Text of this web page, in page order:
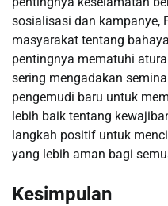
sosialisasi dan kampanye,
masyarakat tentang
pentingnya mematuhi
sering mengadakan
pengemudi baru untuk
lebih baik tentang
langkah positif untuk
yang lebih aman bagi
Kesimpulan